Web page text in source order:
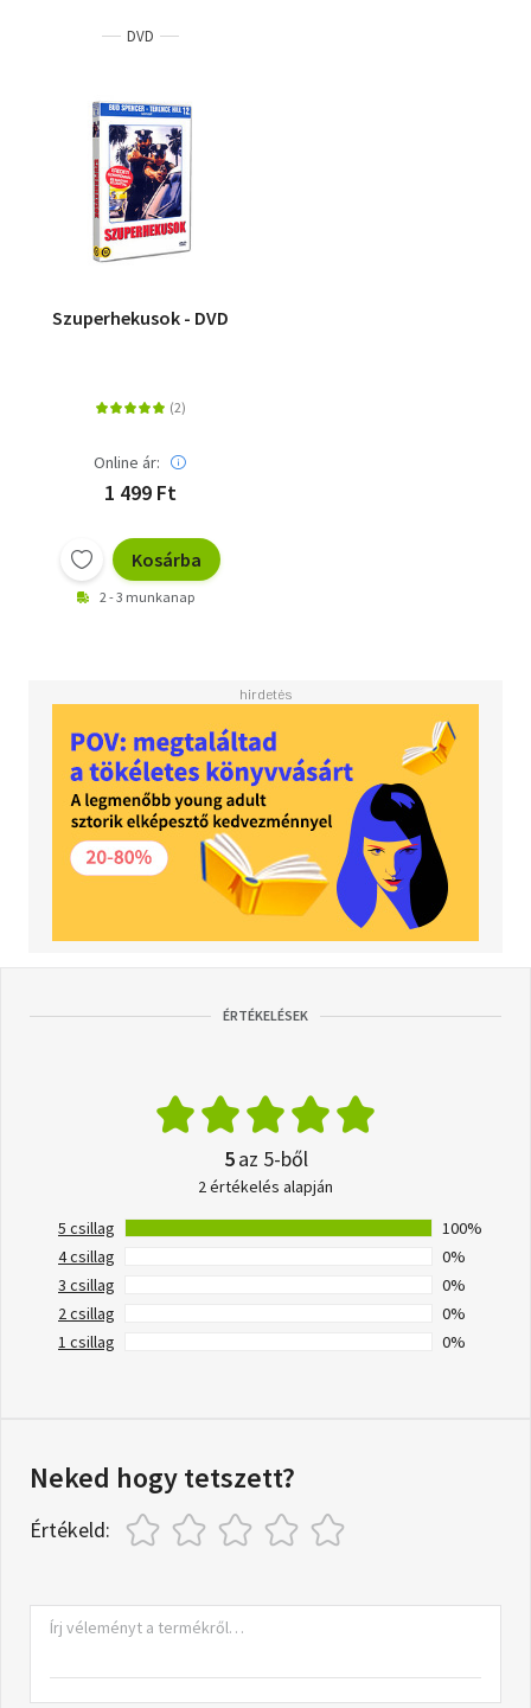
DVD
Szuperhekusok - DVD
Online ár:
1 499 Ft
Kosárba
2 - 3 munkanap
ÉRTÉKELÉSEK
5az 5-ből
2 értékelés alapján
5 csillag
100%
4 csillag
0%
3 csillag
0%
2 csillag
0%
1 csillag
0%
Neked hogy tetszett?
Értékeld: